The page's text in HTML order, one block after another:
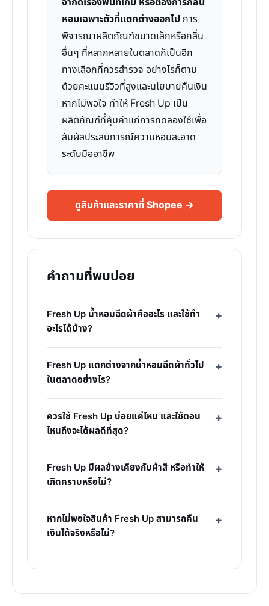
หอมเฉพาะตัวที่แตกต่างออกไป การ
พิจารณาผลิตภัณฑ์ขนาดเล็กหรือกลิ่น
อื่นๆ ที่หลากหลายในตลาดก็เป็นอีก
ทางเลือกที่ควรสำรวจ อย่างไรก็ตาม
ด้วยคะแนนรีวิวที่สูงและนโยบายคืนเงิน
หากไม่พอใจ ทำให้ Fresh Up เป็น
ผลิตภัณฑ์ที่คุ้มค่าแก่การทดลองใช้เพื่อ
สัมผัสประสบการณ์ความหอมสะอาด
ระดับมืออาชีพ
ดูสินค้าและราคาที่ Shopee →
คำถามที่พบบ่อย
Fresh Up น้ำหอมฉีดผ้าคืออะไร และใช้ทำ
อะไรได้บ้าง?
Fresh Up แตกต่างจากน้ำหอมฉีดผ้าทั่วไป
ในตลาดอย่างไร?
ควรใช้ Fresh Up บ่อยแค่ไหน และใช้ตอน
ไหนถึงจะได้ผลดีที่สุด?
Fresh Up มีผลข้างเคียงกับผ้าสี หรือทำให้
เกิดคราบหรือไม่?
หากไม่พอใจสินค้า Fresh Up สามารถคืน
เงินได้จริงหรือไม่?